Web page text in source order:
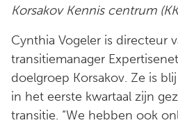
Korsakov Kennis centrum
Cynthia Vogeler is directeur
transitiemanager
doelgroep Korsakov. Ze is
in het eerste kwartaal zijn
transitie. “We hebben ook